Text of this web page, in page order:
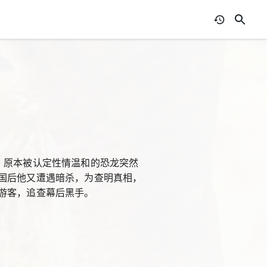
本被认定性情温和的恐龙突然
他又遭遇暗杀，为查明真相，
，追查幕后黑手。